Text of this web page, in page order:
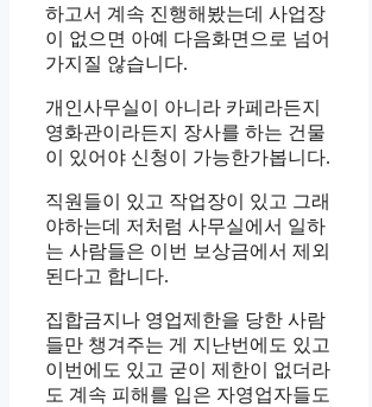
하고서 계속 진행해봤는데 사업장
이 없으면 아예 다음화면으로 넘어
가지질 않습니다.
개인사무실이 아니라 카페라든지
영화관이라든지 장사를 하는 건물
이 있어야 신청이 가능한가봅니다.
직원들이 있고 작업장이 있고 그래
야하는데 저처럼 사무실에서 일하
는 사람들은 이번 보상금에서 제외
된다고 합니다.
집합금지나 영업제한을 당한 사람
들만 챙겨주는 게 지난번에도 있고
이번에도 있고 굳이 제한이 없더라
도 계속 피해를 입은 자영업자들도